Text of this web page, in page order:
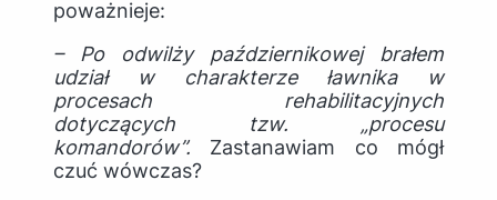
poważnieje:
– Po odwilży październikowej brałem
udział w charakterze ławnika w
procesach rehabilitacyjnych
dotyczących tzw. „procesu
komandorów”. Zastanawiam co mógł
czuć wówczas?